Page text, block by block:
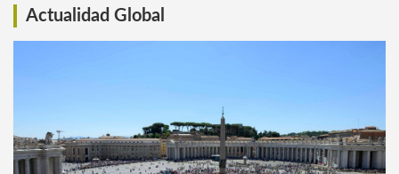
Actualidad Global